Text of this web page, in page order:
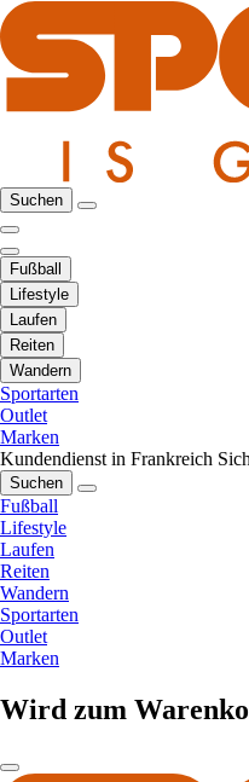
Suchen
Fußball
Lifestyle
Laufen
Reiten
Wandern
Sportarten
Outlet
Marken
Kundendienst in Frankreich
Suchen
Fußball
Lifestyle
Laufen
Reiten
Wandern
Sportarten
Outlet
Marken
Wird zum